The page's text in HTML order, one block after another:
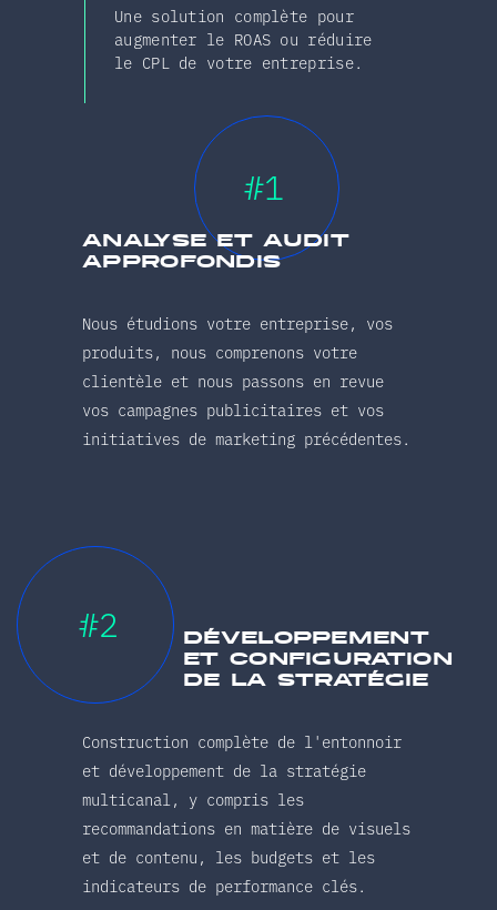
#2
#1
Une solution complète pour
augmenter le ROAS ou réduire
le CPL de votre entreprise.
analyse et audit
approfondis
Nous étudions votre entreprise, vos
produits, nous comprenons votre
clientèle et nous passons en revue
vos campagnes publicitaires et vos
initiatives de marketing précédentes.
développement
et configuration
de la stratégie
Construction complète de l'entonnoir
et développement de la stratégie
multicanal, y compris les
recommandations en matière de visuels
et de contenu, les budgets et les
indicateurs de performance clés.